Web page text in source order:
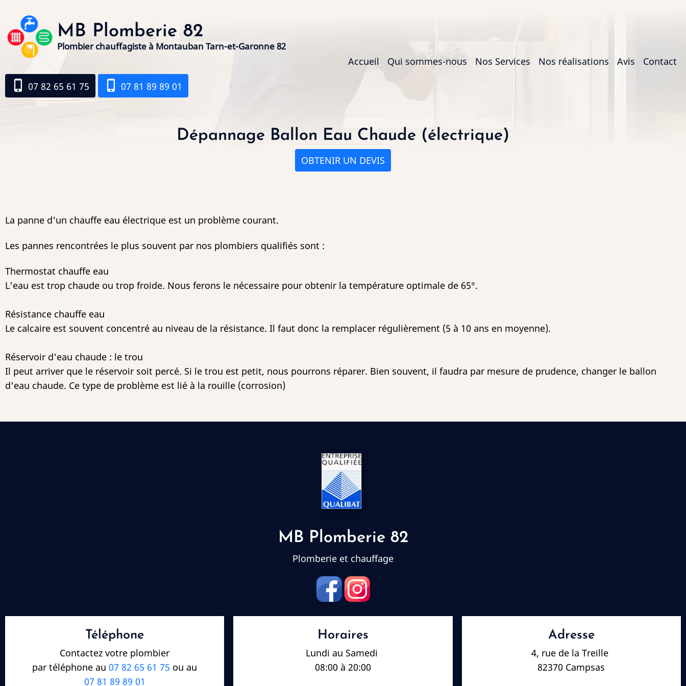
contenu
principal
MB Plomberie 82
Plombier chauffagiste à Montauban Tarn-et-Garonne 82
phone_iphone 07 82 65 61 75 phone_iphone 07 81 89 89 01
Main
navigation
Accueil Qui sommes-nous Nos Services Nos réalisations Avis Contact
Dépannage Ballon Eau Chaude (électrique)
OBTENIR UN DEVIS
La panne d'un chauffe eau électrique est un problème courant.
Les pannes rencontrées le plus souvent par nos plombiers qualifiés sont :
Thermostat chauffe eau
L'eau est trop chaude ou trop froide. Nous ferons le nécessaire pour obtenir la température optimale de 65°.
Résistance chauffe eau
Le calcaire est souvent concentré au niveau de la résistance. Il faut donc la remplacer régulièrement (5 à 10 ans en moyenne).
Réservoir d'eau chaude : le trou
Il peut arriver que le réservoir soit percé. Si le trou est petit, nous pourrons réparer. Bien souvent, il faudra par mesure de prudence, changer le ballon
d'eau chaude. Ce type de problème est lié à la rouille (corrosion)
MB Plomberie 82
Plomberie et chauffage
Téléphone
Contactez votre plombier
par téléphone au07 82 65 61 75 ou au
07 81 89 89 01
Horaires
Lundi au Samedi
08:00 à 20:00
Adresse
4, rue de la Treille
82370 Campsas